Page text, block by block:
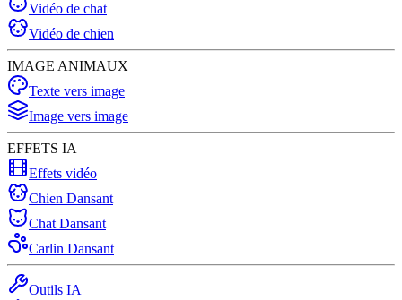
Vidéo de chat
Vidéo de chien
IMAGE ANIMAUX
Texte vers image
Image vers image
EFFETS IA
Effets vidéo
Chien Dansant
Chat Dansant
Carlin Dansant
Outils IA